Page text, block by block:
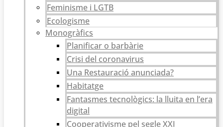
Feminisme i LGTB
Ecologisme
Monogràfics
Planificar o barbàrie
Crisi del coronavirus
Una Restauració anunciada?
Habitatge
Fantasmes tecnològics: la lluita en l’era
digital
Cooperativisme pel segle XXI